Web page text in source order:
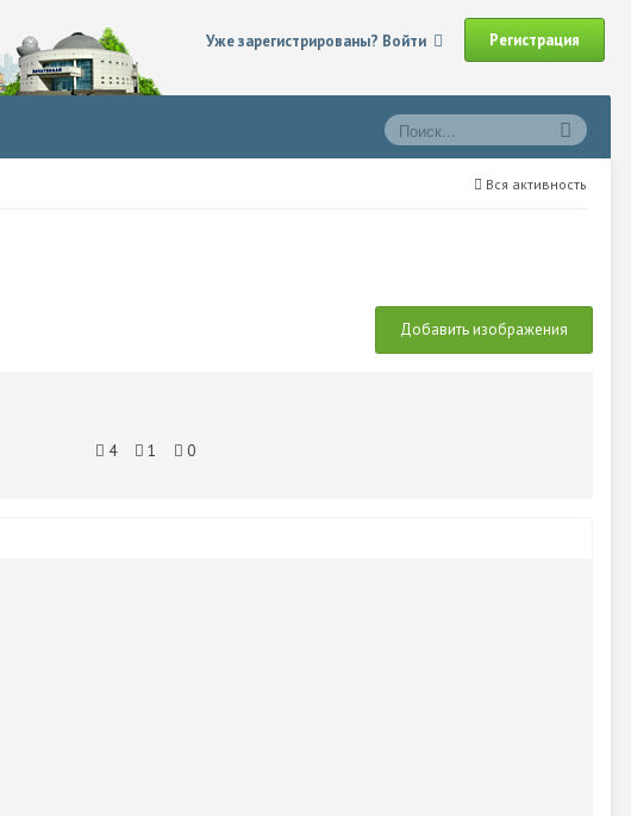
Уже зарегистрированы? Войти Регистрация
Вся активность
Добавить изображения
0
1
4